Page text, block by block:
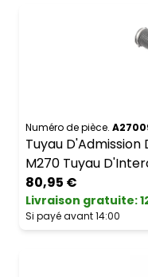
Numéro de pièce.
Tuyau D'Admission
M270 Tuyau
80,95 €
Livraison gratuite:
Si payé avant 14:00